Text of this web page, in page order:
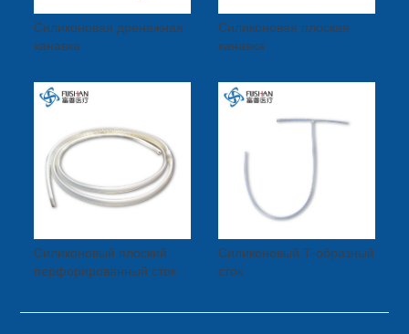
Силиконовая дренажная
канавка
Силиконовая плоская
канавка
Силиконовый плоский
перфорированный сток
Силиконовый Т-образный
сток